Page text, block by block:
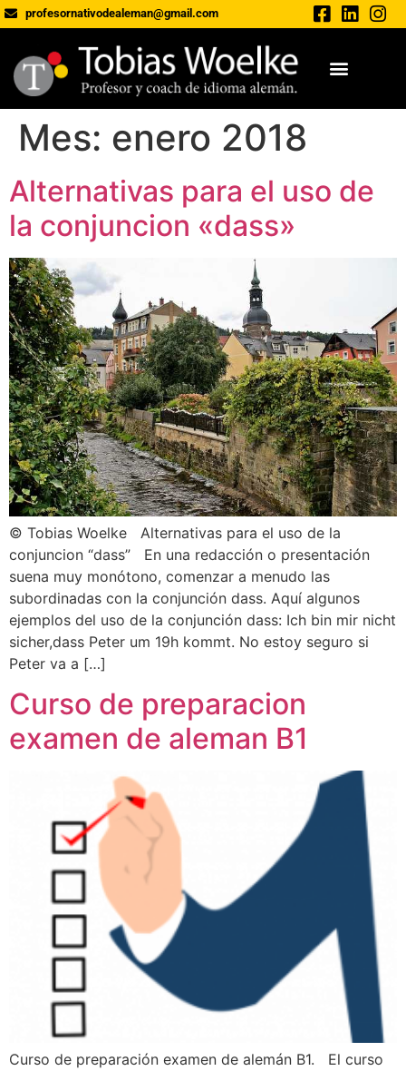
profesornativodealeman@gmail.com
Mes: enero 2018
Alternativas para el uso de
la conjuncion «dass»
© Tobias Woelke Alternativas para el uso de la
conjuncion “dass” En una redacción o presentación
suena muy monótono, comenzar a menudo las
subordinadas con la conjunción dass. Aquí algunos
ejemplos del uso de la conjunción dass: Ich bin mir nicht
sicher,dass Peter um 19h kommt. No estoy seguro si
Peter va a […]
Curso de preparacion
examen de aleman B1
Curso de preparación examen de alemán B1. El curso